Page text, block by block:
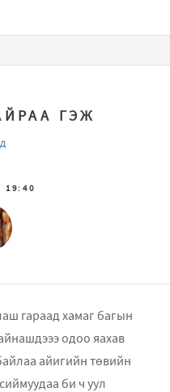
ГЭЖ
2007-06-12 19:40
гараад хамаг багын
одоо яахав
айигийн төвийн
би ч уул